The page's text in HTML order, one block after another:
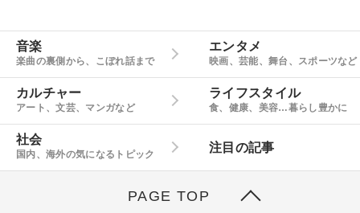
音楽
楽曲の裏側から、こぼれ話まで
エンタメ
映画、芸能、舞台、スポーツなど
カルチャー
アート、文芸、マンガなど
ライフスタイル
食、健康、美容…暮らし豊かに
社会
国内、海外の気になるトピック
注目の記事
PAGE TOP